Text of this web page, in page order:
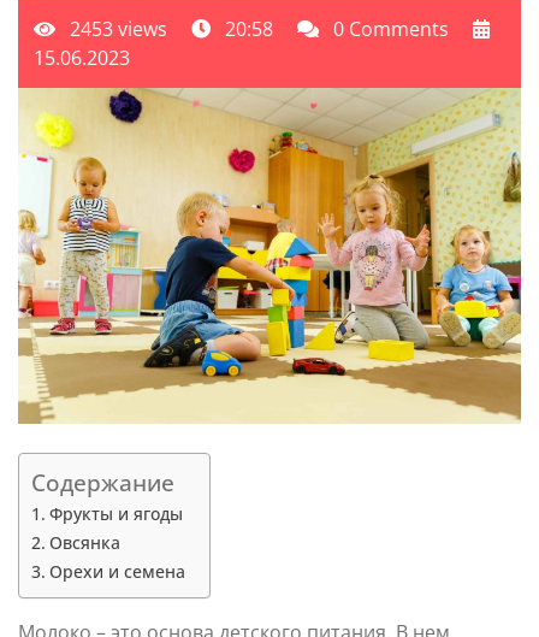
2453 views 20:58
0 Comments
15.06.2023
Содержание
Фрукты и ягоды
Овсянка
Орехи и семена